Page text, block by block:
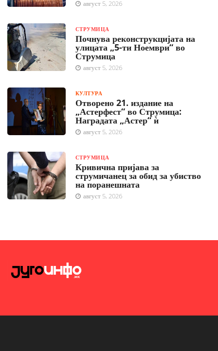
август 5, 2026
СТРУМИЦА
Почнува реконструкцијата на
улицата „5-ти Ноември“ во
Струмица
август 5, 2026
КУЛТУРА
Отворено 21. издание на
„Астерфест“ во Струмица:
Наградата „Астер“ ѝ
август 5, 2026
СТРУМИЦА
Кривична пријава за
струмичанец за обид за убиство
на поранешната
август 5, 2026